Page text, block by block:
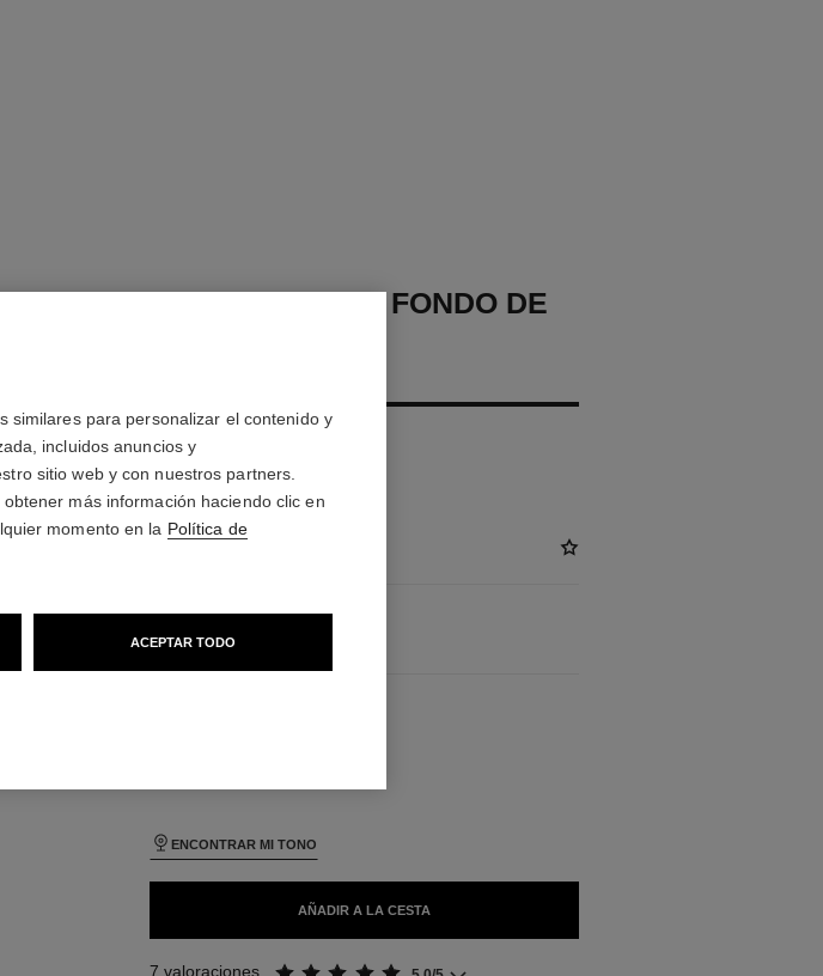
N°1 DE CHANEL FONDO DE
Ilumina – Hidrata – Protege
Más información
Ref. 145774
TAMAÑO
30 ml
ENCONTRAR MI TONO
AÑADIR A LA CESTA
7 valoraciones
similares para personalizar el contenido y
incluidos anuncios y
sitio web y con nuestros partners.
más información haciendo clic en
momento en la Política de
ACEPTAR TODO